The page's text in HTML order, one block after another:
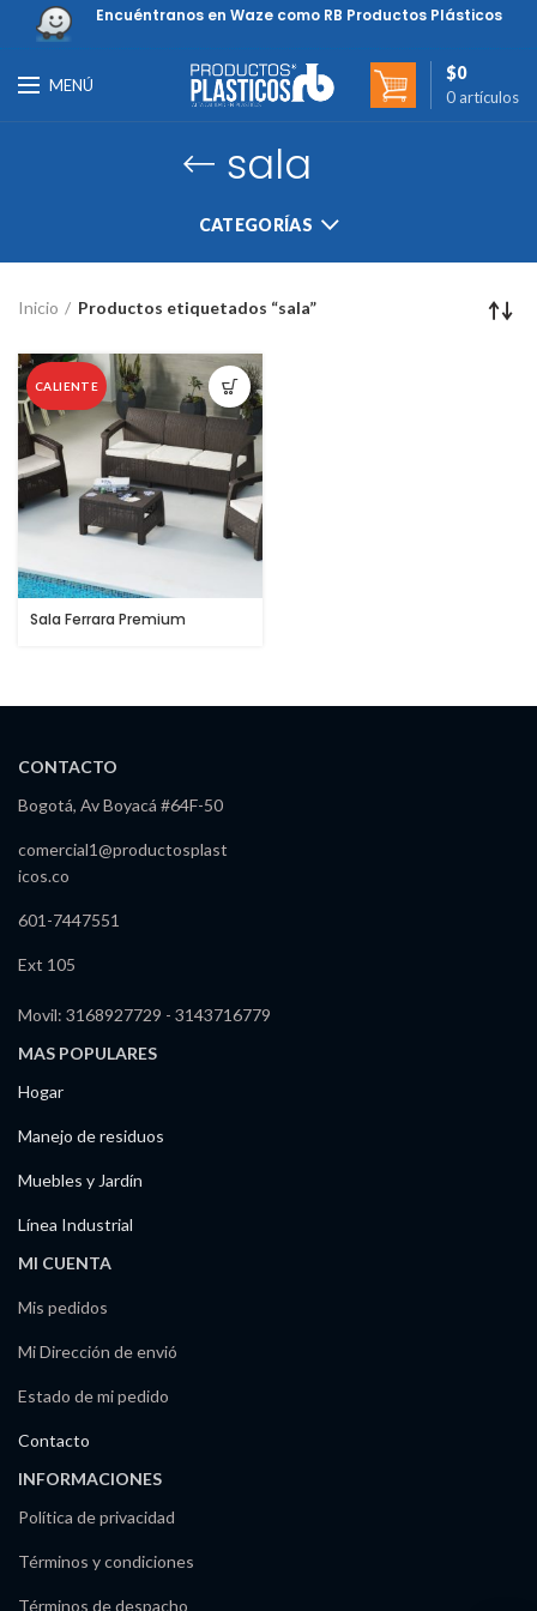
Encuéntranos en Waze como RB Productos Plásticos
MENÚ
0 artículos
$0
sala
CATEGORÍAS
Inicio Productos etiquetados “sala”
CALIENTE
Sala Ferrara Premium
CONTACTO
Bogotá, Av Boyacá #64F-50
comercial1@productosplast
icos.co
601-7447551
Ext 105
Movil: 3168927729 - 3143716779
MAS POPULARES
Hogar
Manejo de residuos
Muebles y Jardín
Línea Industrial
MI CUENTA
Mis pedidos
Mi Dirección de envió
Estado de mi pedido
Contacto
INFORMACIONES
Política de privacidad
Términos y condiciones
Términos de despacho